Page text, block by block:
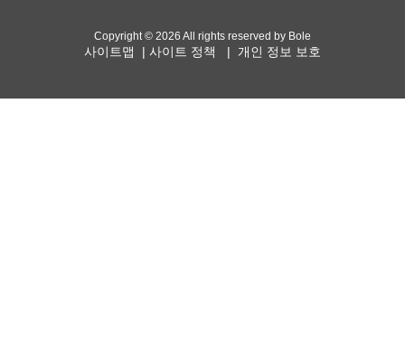
Copyright © 2026 All rights reserved by Bole
사이트맵 | 사이트 정책 | 개인 정보 보호